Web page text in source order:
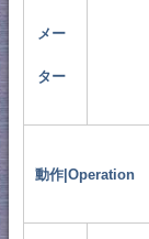
メー
ター
動作|Operation